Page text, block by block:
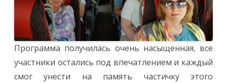
Программа получилась очень насыщенная, все
участники остались под впечатлением и каждый
смог унести на память частичку этого